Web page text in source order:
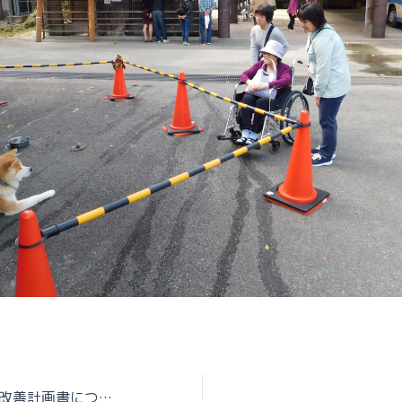
介護職員等特定処遇改善計画書について